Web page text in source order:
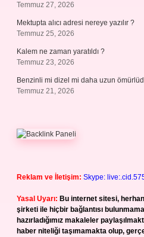
Temmuz 27, 2026
Mektupta alıcı adresi nereye yazılır ?
Temmuz 25, 2026
Kalem ne zaman yaratıldı ?
Temmuz 23, 2026
Benzinli mi dizel mi daha uzun
Temmuz 21, 2026
Reklam ve İletişim: Skype:
Yasal Uyarı: Bu internet sitesi,
şirketi ile hiçbir bağlantısı
hazırladığımız makaleler
haber niteliği taşımamakta olup,